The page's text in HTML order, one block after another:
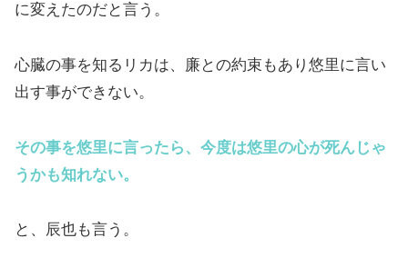
に変えたのだと言う。
心臓の事を知るリカは、廉との約束もあり悠里に言い
出す事ができない。
その事を悠里に言ったら、今度は悠里の心が死んじゃ
うかも知れない。
と、辰也も言う。